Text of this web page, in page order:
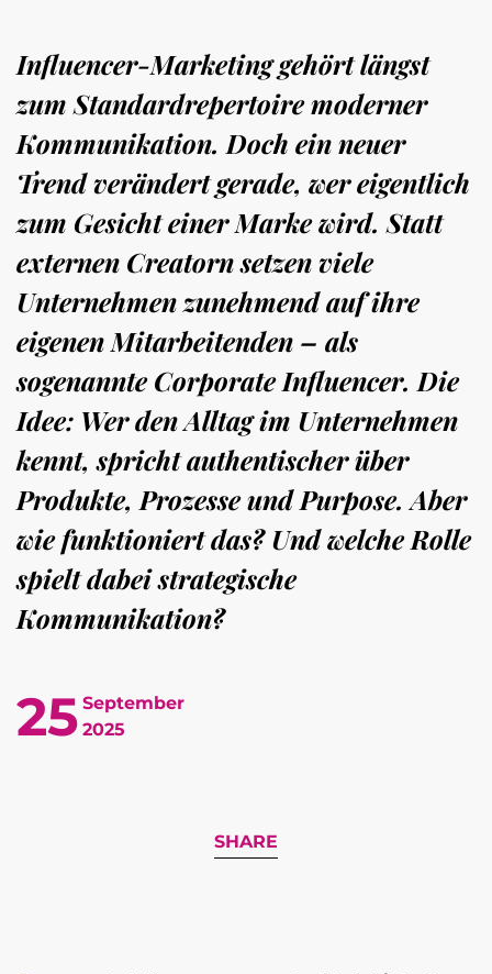
Influencer-Marketing gehört längst
zum Standardrepertoire moderner
Kommunikation. Doch ein neuer
Trend verändert gerade, wer eigentlich
zum Gesicht einer Marke wird. Statt
externen Creatorn setzen viele
Unternehmen zunehmend auf ihre
eigenen Mitarbeitenden – als
sogenannte Corporate Influencer. Die
Idee: Wer den Alltag im Unternehmen
kennt, spricht authentischer über
Produkte, Prozesse und Purpose. Aber
wie funktioniert das? Und welche Rolle
spielt dabei strategische
Kommunikation?
25 September
2025
SHARE